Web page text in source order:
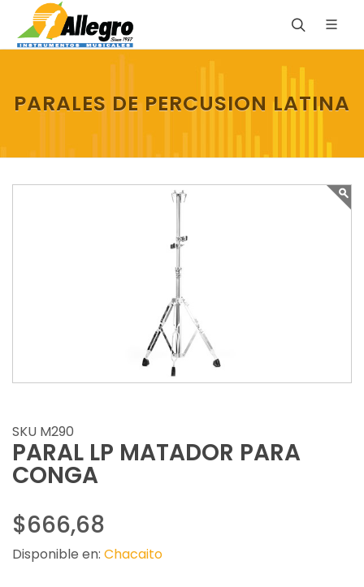
PARALES DE PERCUSION LATINA
SKU M290
PARAL LP MATADOR PARA
CONGA
$666,68
Disponible en: Chacaito